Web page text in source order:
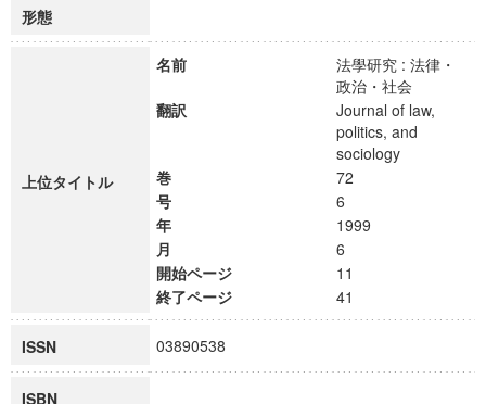
形態
上位タイトル
名前
法學研究 : 法律・
政治・社会
翻訳
Journal of law,
politics, and
sociology
巻
72
号
6
年
1999
月
6
開始ページ
11
終了ページ
41
ISSN 03890538
ISBN